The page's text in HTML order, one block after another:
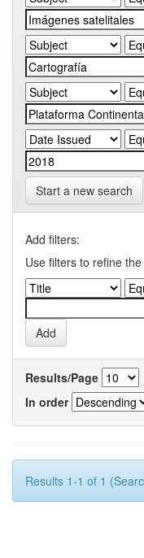
Start a new search
Add filters:
Use filters to refine
Results/Page
In order
Results 1-1 of 1